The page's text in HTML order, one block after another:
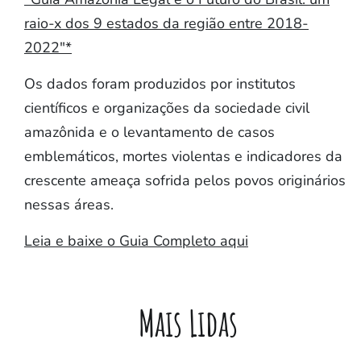
raio-x dos 9 estados da região entre 2018-
2022"*
Os dados foram produzidos por institutos
científicos e organizações da sociedade civil
amazônida e o levantamento de casos
emblemáticos, mortes violentas e indicadores da
crescente ameaça sofrida pelos povos originários
nessas áreas.
Leia e baixe o Guia Completo aqui
Mais Lidas